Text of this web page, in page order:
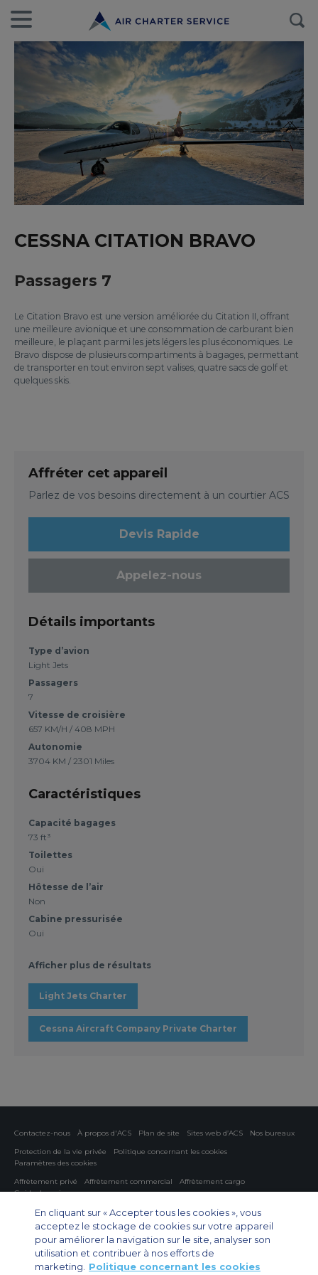
CESSNA CITATION BRAVO
Passagers 7
Le Citation Bravo est une version améliorée du Citation II, offrant
une meilleure avionique et une consommation de carburant bien
meilleure, le plaçant parmi les jets légers les plus économiques. Le
Bravo dispose de plusieurs compartiments à bagages, permettant
de transporter en tout environ sept valises, quatre sacs de golf et
quelques skis.
Affréter cet appareil
Parlez de vos besoins directement à un courtier ACS
Devis Rapide
Appelez-nous
Détails importants
Type d’avion
Light Jets
Passagers
7
Vitesse de croisière
657 KM/H / 408 MPH
Autonomie
3704 KM / 2301 Miles
Caractéristiques
Capacité bagages
73 ft³
Toilettes
Oui
Hôtesse de l’air
Non
Cabine pressurisée
Oui
Afficher plus de résultats
Light Jets Charter
Cessna Aircraft Company Private Charter
Contactez-nous À propos d'ACS Plan de site Sites web d’ACS
Nos bureaux
Protection de la vie privée
Politique concernant les cookies
Paramètres des cookies
Affrètement privé
Affrètement commercial
Affrètement cargo
Guide des avions
Private Charter App
En cliquant sur « Accepter tous les cookies », vous
acceptez le stockage de cookies sur votre appareil
pour améliorer la navigation sur le site, analyser son
utilisation et contribuer à nos efforts de
marketing.
Politique concernant les cookies